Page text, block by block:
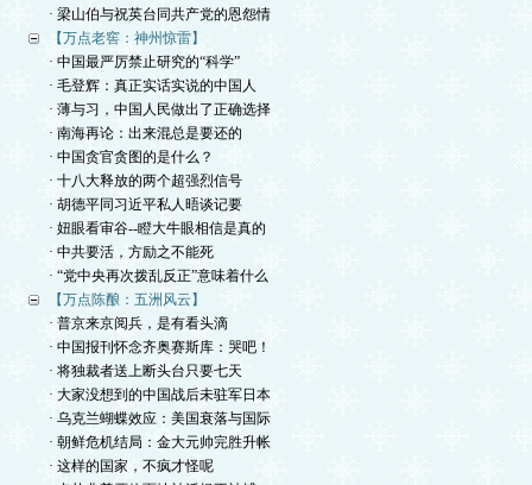
· 梁山伯与祝英台同共产党的恩怨情
【万点老窖：神州惊雷】
· 中国最严厉禁止研究的“科学”
· 毛登辉：真正实话实说的中国人
· 薄与习，中国人民做出了正确选择
· 南海再论：出来混总是要还的
· 中国贪官贪图的是什么？
· 十八大释放的两个超强烈信号
· 胡德平同习近平私人晤谈记要
· 妞眼看审谷--瞪大牛眼相信是真的
· 中共要活，方励之不能死
· “党中央再次拨乱反正”意味着什么
【万点陈酿：五洲风云】
· 普京来京阅兵，是有看头滴
· 中国报刊怀念齐奥赛斯库：哭吧！
· 将独裁者送上断头台只要七天
· 大家没想到的中国战后未驻军日本
· 乌克兰蝴蝶效应：美国衰落与国际
· 朝鲜危机结局：金大元帅完胜升帐
· 这样的国家，不疯才怪呢